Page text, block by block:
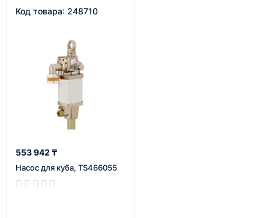
Код товара: 248710
553 942 ₸
Насос для куба, TS466055